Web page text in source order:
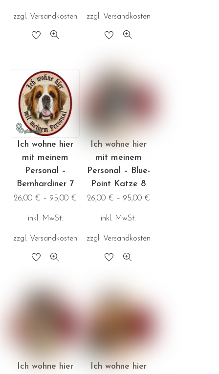
zzgl. Versandkosten
Dieses
mehrere
Varianten
auf.
Die
Optionen
auf
der
Produktseite
zzgl. Versandkosten
Dieses
mehrere
Optionen
der
Produktseite
Ich wohne hier
mit meinem
Personal –
Bernhardiner 7
26,00 € – 95,00 €
inkl. MwSt.
zzgl. Versandkosten
Dieses
weist
mehrere
Optionen
Ich wohne hier
mit meinem
Personal – Blue-
Point Katze 8
26,00 € – 95,00 €
inkl. MwSt.
zzgl. Versandkosten
Dieses
mehrere
Varianten
Die
Optionen
Ich wohne hier
Ich wohne hier